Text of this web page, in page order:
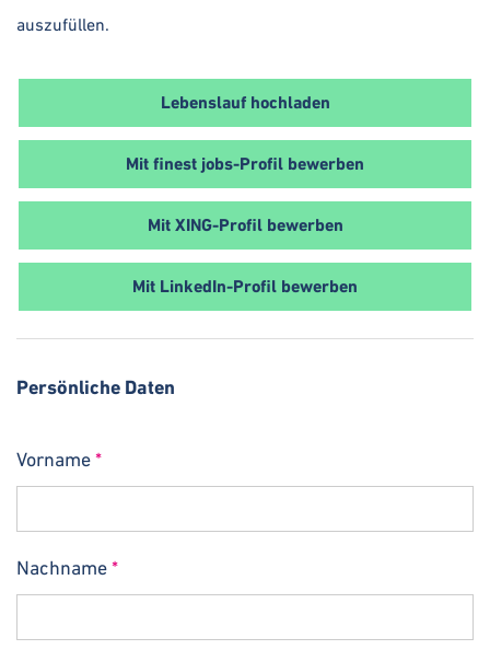
auszufüllen.
Lebenslauf hochladen
Mit finest jobs-Profil bewerben
Mit XING-Profil bewerben
Mit LinkedIn-Profil bewerben
Persönliche Daten
Vorname*
Nachname*